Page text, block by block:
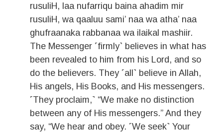
rusuliH, laa nufarriqu baina ahadim mir
rusuliH, wa qaaluu sami’ naa wa atha’ naa
ghufraanaka rabbanaa wa ilaikal mashiir.
The Messenger ˹firmly˺ believes in what has
been revealed to him from his Lord, and so
do the believers. They ˹all˺ believe in Allah,
His angels, His Books, and His messengers.
˹They proclaim,˺ “We make no distinction
between any of His messengers.” And they
say, “We hear and obey. ˹We seek˺ Your